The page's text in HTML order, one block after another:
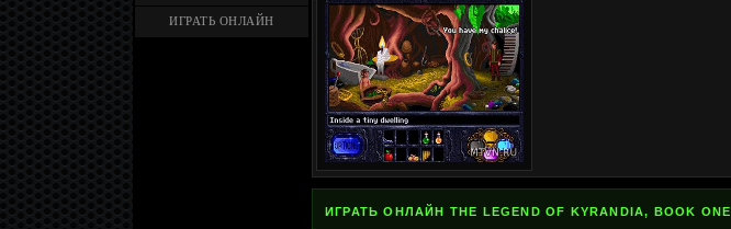
ИГРАТЬ ОНЛАЙН
ИГРАТЬ ОНЛАЙН THE LEGEND OF KYRANDIA, BOOK ONE